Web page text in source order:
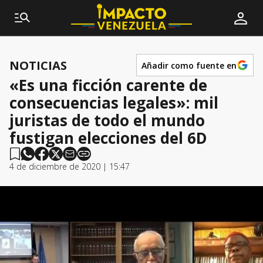
NOTICIAS Añadir como fuente en
«Es una ficción carente de
consecuencias legales»: mil
juristas de todo el mundo
fustigan elecciones del 6D
4 de diciembre de 2020 | 15:47